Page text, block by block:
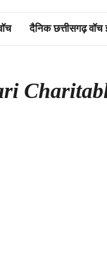
दैनिक छत्तीसगढ़ वॉच